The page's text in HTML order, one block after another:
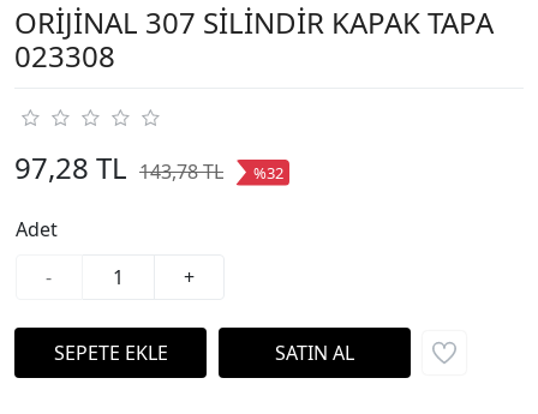
ORİJİNAL 307 SİLİNDİR KAPAK TAPA
023308
97,28 TL 143,78 TL %32
Adet
-
+